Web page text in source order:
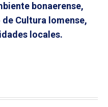
bonaerense,
Cultura lomense,
locales.